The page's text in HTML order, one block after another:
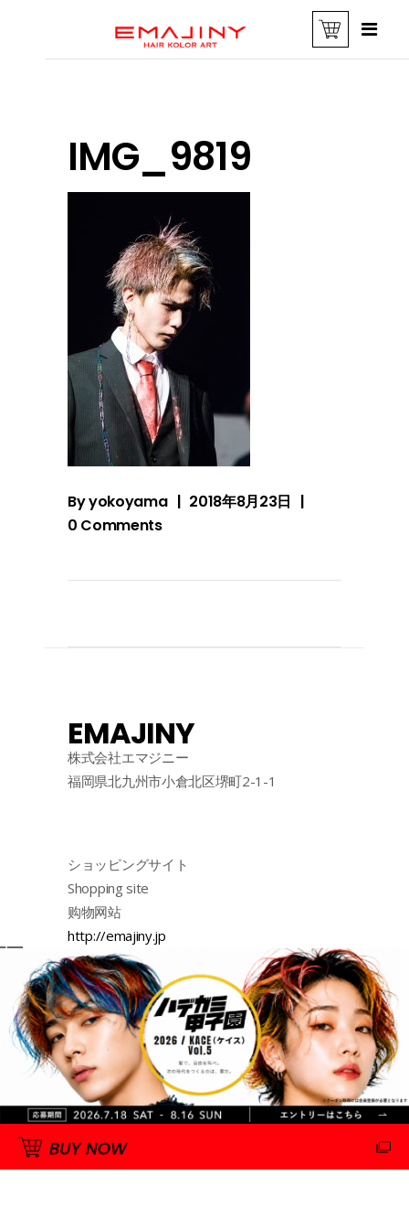
IMG_9819
Byyokoyama
2018年8月23日
0 Comments
EMAJINY
株式会社エマジニー
福岡県北九州市小倉北区堺町2-1-1
ショッピングサイト
Shopping site
购物网站
http://emajiny.jp